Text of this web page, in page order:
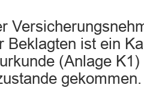
Beklagten ist ein
(Anlage
gekommen.